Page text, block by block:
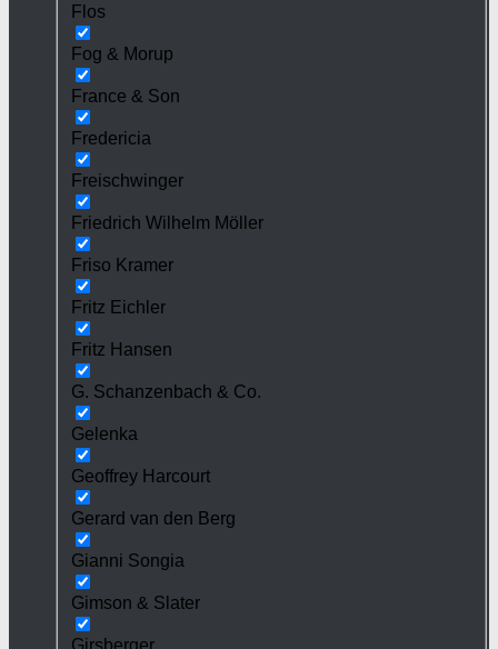
Flos
Fog & Morup
France & Son
Fredericia
Freischwinger
Friedrich Wilhelm Möller
Friso Kramer
Fritz Eichler
Fritz Hansen
G. Schanzenbach & Co.
Gelenka
Geoffrey Harcourt
Gerard van den Berg
Gianni Songia
Gimson & Slater
Girsberger